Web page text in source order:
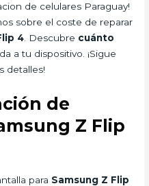
de celulares Paraguay!
sobre el coste de reparar
4 . Descubre cuánto
a tu dispositivo. ¡Sigue
detalles!
de
Z Flip
para Samsung Z Flip